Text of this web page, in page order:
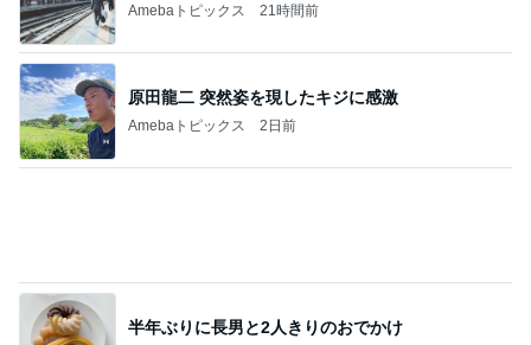
Amebaトピックス 21時間前
原田龍二 突然姿を現したキジに感激
Amebaトピックス 2日前
半年ぶりに長男と2人きりのおでかけ